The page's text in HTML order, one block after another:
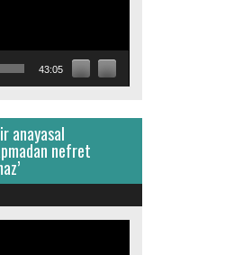
43:05
anayasal
nefret